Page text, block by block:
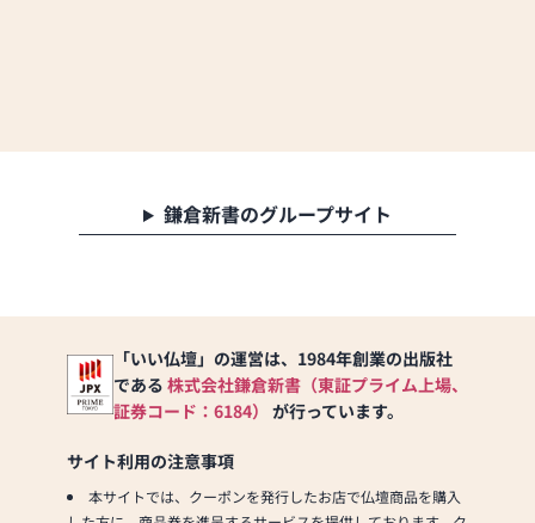
鎌倉新書のグループサイト
「いい仏壇」の運営は、1984年創業の出版社
である 株式会社鎌倉新書（東証プライム上場、
証券コード：6184） が行っています。
サイト利用の注意事項
本サイトでは、クーポンを発行したお店で仏壇商品を購入